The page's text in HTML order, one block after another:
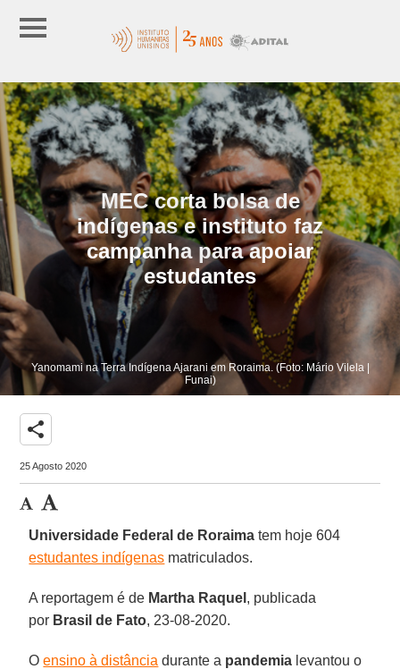
MEC corta bolsa de
indígenas e instituto faz
campanha para apoiar
estudantes
Yanomami na Terra Indígena Ajarani em Roraima. (Foto: Mário Vilela |
Funai)
share
25 Agosto 2020
Universidade Federal de Roraima tem hoje 604
estudantes indígenas matriculados.
A reportagem é de Martha Raquel , publicada
por Brasil de Fato, 23-08-2020.
Oensino à distância durante a pandemia levantou o